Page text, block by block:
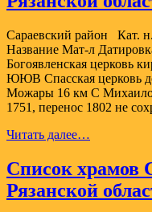
А.Бокарева
Сараевский район Кат.
Название Мат-л
Богоявленская церковь
ЮЮВ Спасская церковь
Можары 16 км С Михаило-
1751, перенос 1802 не
Читать далее…
района
Рязанской
Список храмов
Рязанской